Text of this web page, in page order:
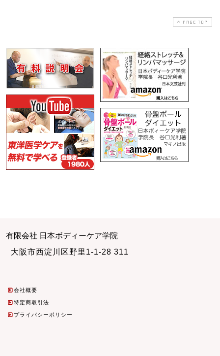
PAGE TOP
有限会社 日本ボディーケア学院
大阪市西淀川区野里1-1-28 311
会社概要
特定商取引法
プライバシーポリシー